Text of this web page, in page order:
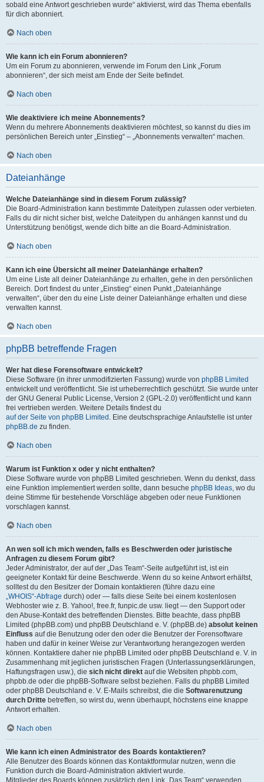
sobald eine Antwort geschrieben wurde“ aktivierst, wird das Thema ebenfalls
für dich abonniert.
Nach oben
Wie kann ich ein Forum abonnieren?
Um ein Forum zu abonnieren, verwende im Forum den Link „Forum
abonnieren“, der sich meist am Ende der Seite befindet.
Nach oben
Wie deaktiviere ich meine Abonnements?
Wenn du mehrere Abonnements deaktivieren möchtest, so kannst du dies im
persönlichen Bereich unter „Einstieg“ – „Abonnements verwalten“ machen.
Nach oben
Dateianhänge
Welche Dateianhänge sind in diesem Forum zulässig?
Die Board-Administration kann bestimmte Dateitypen zulassen oder verbieten.
Falls du dir nicht sicher bist, welche Dateitypen du anhängen kannst und du
Unterstützung benötigst, wende dich bitte an die Board-Administration.
Nach oben
Kann ich eine Übersicht all meiner Dateianhänge erhalten?
Um eine Liste all deiner Dateianhänge zu erhalten, gehe in den persönlichen
Bereich. Dort findest du unter „Einstieg“ einen Punkt „Dateianhänge
verwalten“, über den du eine Liste deiner Dateianhänge erhalten und diese
verwalten kannst.
Nach oben
phpBB betreffende Fragen
Wer hat diese Forensoftware entwickelt?
Diese Software (in ihrer unmodifizierten Fassung) wurde von phpBB Limited
entwickelt und veröffentlicht. Sie ist urheberrechtlich geschützt. Sie wurde unter
der GNU General Public License, Version 2 (GPL-2.0) veröffentlicht und kann
frei vertrieben werden. Weitere Details findest du
auf der Seite von phpBB Limited . Eine deutschsprachige Anlaufstelle ist unter
phpBB.de zu finden.
Nach oben
Warum ist Funktion x oder y nicht enthalten?
Diese Software wurde von phpBB Limited geschrieben. Wenn du denkst, dass
eine Funktion implementiert werden sollte, dann besuche phpBB Ideas, wo du
deine Stimme für bestehende Vorschläge abgeben oder neue Funktionen
vorschlagen kannst.
Nach oben
An wen soll ich mich wenden, falls es Beschwerden oder juristische
Anfragen zu diesem Forum gibt?
Jeder Administrator, der auf der „Das Team“-Seite aufgeführt ist, ist ein
geeigneter Kontakt für deine Beschwerde. Wenn du so keine Antwort erhältst,
solltest du den Besitzer der Domain kontaktieren (führe dazu eine
„WHOIS“-Abfrage durch) oder — falls diese Seite bei einem kostenlosen
Webhoster wie z. B. Yahoo!, free.fr, funpic.de usw. liegt — den Support oder
den Abuse-Kontakt des betreffenden Dienstes. Bitte beachte, dass phpBB
Limited (phpBB.com) und phpBB Deutschland e. V. (phpBB.de) absolut keinen
Einfluss auf die Benutzung oder den oder die Benutzer der Forensoftware
haben und dafür in keiner Weise zur Verantwortung herangezogen werden
können. Kontaktiere daher nie phpBB Limited oder phpBB Deutschland e. V. in
Zusammenhang mit jeglichen juristischen Fragen (Unterlassungserklärungen,
Haftungsfragen usw.), die sich nicht direkt auf die Websiten phpbb.com,
phpbb.de oder die phpBB-Software selbst beziehen. Falls du phpBB Limited
oder phpBB Deutschland e. V. E-Mails schreibst, die die Softwarenutzung
durch Dritte betreffen, so wirst du, wenn überhaupt, höchstens eine knappe
Antwort erhalten.
Nach oben
Wie kann ich einen Administrator des Boards kontaktieren?
Alle Benutzer des Boards können das Kontaktformular nutzen, wenn die
Funktion durch die Board-Administration aktiviert wurde.
Mitglieder des Boards können zusätzlich den Link „Das Team“ verwenden.